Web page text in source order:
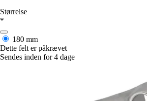
Størrelse
*
180 mm
Dette felt er påkrævet
Sendes inden for 4 dage